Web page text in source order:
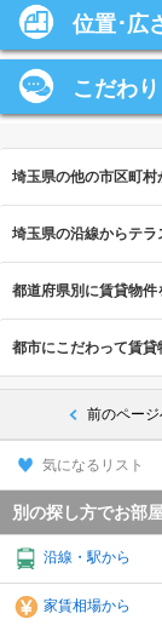
位置･広
こだわり
埼玉県の他の市区町
埼玉県の沿線からテ
都道府県別に賃貸物件
都市にこだわって賃貸
前のページ
気になるリスト
別の探し方でお部
沿線・駅から
家賃相場から